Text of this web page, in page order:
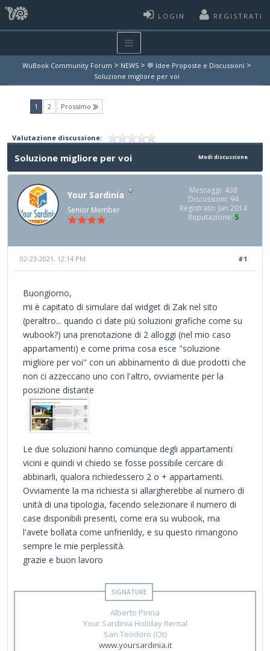
LOGIN REGISTRATI
WuBook Community Forum > NEWS > 💬 Idee Proposte e Discussioni >
Soluzione migliore per voi
1 (current)
2 Prossimo
Valutazione discussione:
Modi discussione
Soluzione migliore per voi
Your Sardinia
Senior Member
Messaggi: 438
Discussioni: 94
Registrato: Jan 2014
Reputazione: 5
#1
02-23-2021, 12:14 PM
Buongiorno,
mi è capitato di simulare dal widget di Zak nel sito
(peraltro... quando ci date più soluzioni grafiche come su
wubook?) una prenotazione di 2 alloggi (nel mio caso
appartamenti) e come prima cosa esce "soluzione
migliore per voi" con un abbinamento di due prodotti che
non ci azzeccano uno con l'altro, ovviamente per la
posizione distante
Le due soluzioni hanno comunque degli appartamenti
vicini e quindi vi chiedo se fosse possibile cercare di
abbinarli, qualora richiedessero 2 o + appartamenti.
Ovviamente la ma richiesta si allargherebbe al numero di
unità di una tipologia, facendo selezionare il numero di
case disponibili presenti, come era su wubook, ma
l'avete bollata come unfrienldy, e su questo rimangono
sempre le mie perplessità.
grazie e buon lavoro
Alberto Pinna
Your Sardinia Holiday Rental
San Teodoro (Ot)
www.yoursardinia.it